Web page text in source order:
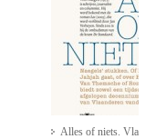
Alles of niets.